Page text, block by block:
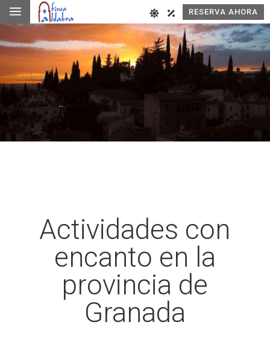
a RESERVA AHORA
Actividades con
encanto en la
provincia de
Granada